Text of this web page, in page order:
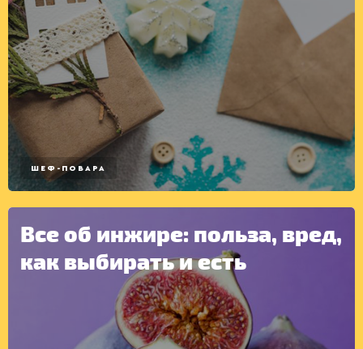
КОНСЕРВАЦИЯ
ШЕФ-ПОВАРА
Все об инжире: польза, вред,
как выбирать и есть